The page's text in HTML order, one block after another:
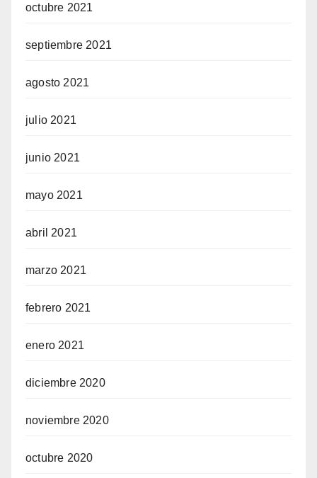
octubre 2021
septiembre 2021
agosto 2021
julio 2021
junio 2021
mayo 2021
abril 2021
marzo 2021
febrero 2021
enero 2021
diciembre 2020
noviembre 2020
octubre 2020